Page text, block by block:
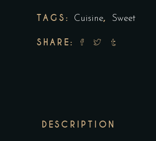
TAGS: Cuisine, Sweet
SHARE:
DESCRIPTION